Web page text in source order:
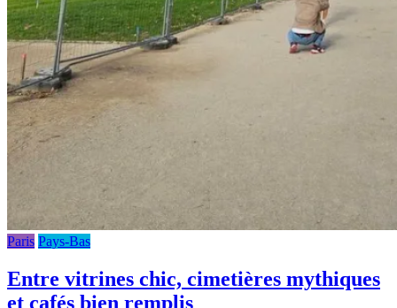
Paris Pays-Bas
Entre vitrines chic, cimetières mythiques
et cafés bien remplis